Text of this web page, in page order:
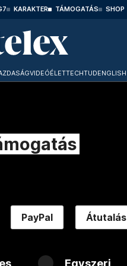
KARAKTER TÁMOGATÁS SHOP
VIDEÓÉLETTECHTUDENGLISH
PayPal Átutalás
Egyszeri